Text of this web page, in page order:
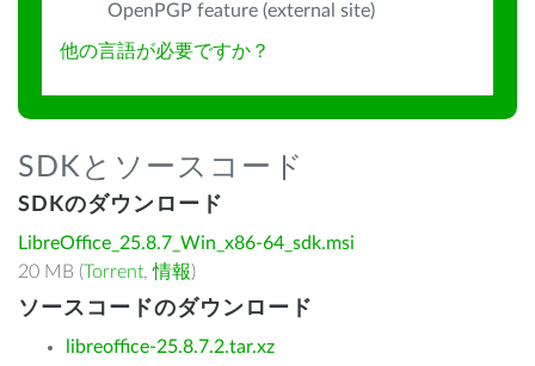
OpenPGP feature (external site)
他の言語が必要ですか？
SDKとソースコード
SDKのダウンロード
LibreOffice_25.8.7_Win_x86-64_sdk.msi
20 MB (Torrent,情報)
ソースコードのダウンロード
libreoffice-25.8.7.2.tar.xz